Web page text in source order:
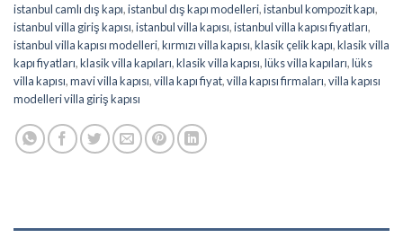
istanbul camlı dış kapı,istanbul dış kapı modelleri,istanbul kompozit kapı,
istanbul villa giriş kapısı,istanbul villa kapısı,istanbul villa kapısı fiyatları,
istanbul villa kapısı modelleri,kırmızı villa kapısı,klasik çelik kapı,klasik villa
kapı fiyatları,klasik villa kapıları,klasik villa kapısı,lüks villa kapıları,lüks
villa kapısı,mavi villa kapısı,villa kapı fiyat,villa kapısı firmaları,villa kapısı
modelleri villa giriş kapısı